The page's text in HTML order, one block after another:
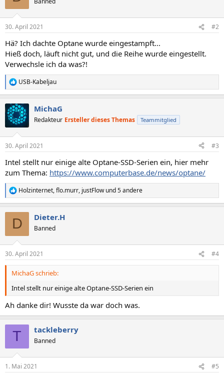
30. April 2021 #2
Hä? Ich dachte Optane wurde eingestampft...
Hieß doch, läuft nicht gut, und die Reihe wurde eingestellt.
Verwechsle ich da was?!
R
e
k
t
i
e
:
USB-Kabeljau
MichaG
Redakteur Ersteller dieses Themas Teammitglied
30. April 2021 #3
Intel stellt nur einige alte Optane-SSD-Serien ein, hier mehr
zum Thema: https://www.computerbase.de/news/optane/
R
e
e
n
Holzinternet,flo.murr, justFlowund 5 andere
D Dieter.H
Banned
30. April 2021 #4
MichaG schrieb:
Intel stellt nur einige alte Optane-SSD-Serien ein
Ah danke dir! Wusste da war doch was.
T tackleberry
Banned
1. Mai 2021 #5